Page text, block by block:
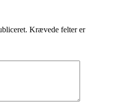
Krævede felter er